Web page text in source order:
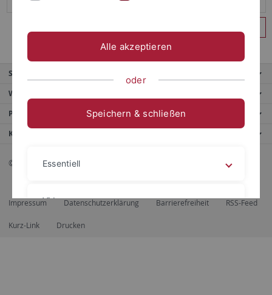
Service
Weitere Angebote
Portale
Kontaktinfo
© 2026 Eberhard Karls Universität Tübingen, Tübingen
Impressum Datenschutzerklärung Barrierefreiheit RSS-Feed
Kurz-Link Drucken
Alle akzeptieren
oder
Speichern & schließen
Essentiell
Videos